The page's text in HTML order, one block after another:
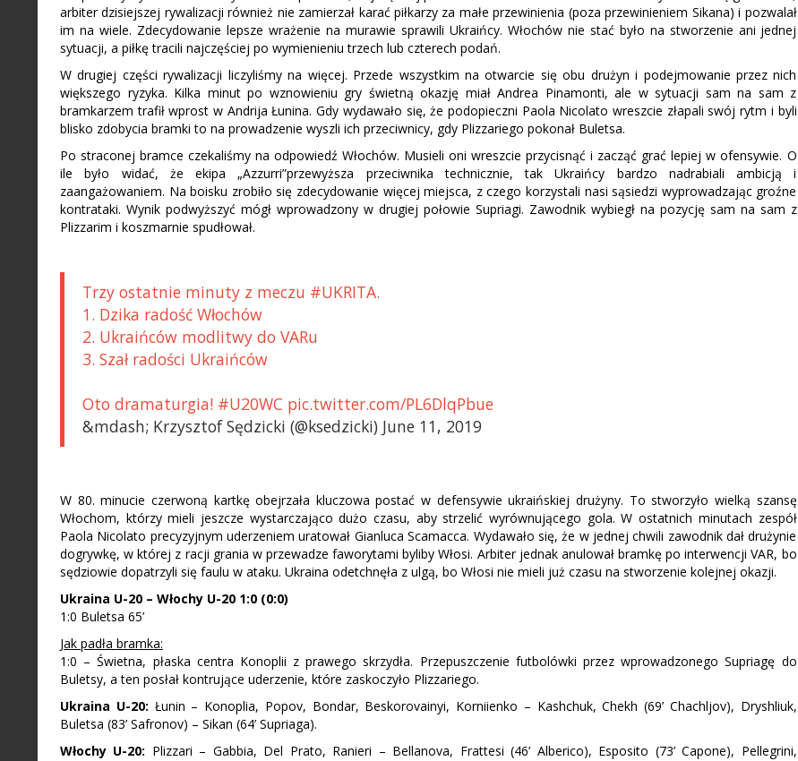
arbiter dzisiejszej rywalizacji również nie zamierzał karać piłkarzy za małe przewinienia (poza przewinieniem Sikana) i pozwalał
im na wiele. Zdecydowanie lepsze wrażenie na murawie sprawili Ukraińcy. Włochów nie stać było na stworzenie ani jednej
sytuacji, a piłkę tracili najczęściej po wymienieniu trzech lub czterech podań.
W drugiej części rywalizacji liczyliśmy na więcej. Przede wszystkim na otwarcie się obu drużyn i podejmowanie przez nich
większego ryzyka. Kilka minut po wznowieniu gry świetną okazję miał Andrea Pinamonti, ale w sytuacji sam na sam z
bramkarzem trafił wprost w Andrija Łunina. Gdy wydawało się, że podopieczni Paola Nicolato wreszcie złapali swój rytm i byli
blisko zdobycia bramki to na prowadzenie wyszli ich przeciwnicy, gdy Plizzariego pokonał Buletsa.
Po straconej bramce czekaliśmy na odpowiedź Włochów. Musieli oni wreszcie przycisnąć i zacząć grać lepiej w ofensywie. O
ile było widać, że ekipa „Azzurri”przewyższa przeciwnika technicznie, tak Ukraińcy bardzo nadrabiali ambicją i
zaangażowaniem. Na boisku zrobiło się zdecydowanie więcej miejsca, z czego korzystali nasi sąsiedzi wyprowadzając groźne
kontrataki. Wynik podwyższyć mógł wprowadzony w drugiej połowie Supriagi. Zawodnik wybiegł na pozycję sam na sam z
Plizzarim i koszmarnie spudłował.
Trzy ostatnie minuty z meczu #UKRITA.
1. Dzika radość Włochów
2. Ukraińców modlitwy do VARu
3. Szał radości Ukraińców
Oto dramaturgia! #U20WC pic.twitter.com/PL6DlqPbue
&mdash; Krzysztof Sędzicki (@ksedzicki) June 11, 2019
W 80. minucie czerwoną kartkę obejrzała kluczowa postać w defensywie ukraińskiej drużyny. To stworzyło wielką szansę
Włochom, którzy mieli jeszcze wystarczająco dużo czasu, aby strzelić wyrównującego gola. W ostatnich minutach zespół
Paola Nicolato precyzyjnym uderzeniem uratował Gianluca Scamacca. Wydawało się, że w jednej chwili zawodnik dał drużynie
dogrywkę, w której z racji grania w przewadze faworytami byliby Włosi. Arbiter jednak anulował bramkę po interwencji VAR, bo
sędziowie dopatrzyli się faulu w ataku. Ukraina odetchnęła z ulgą, bo Włosi nie mieli już czasu na stworzenie kolejnej okazji.
Ukraina U-20 – Włochy U-20 1:0 (0:0)
1:0 Buletsa 65’
Jak padła bramka:
1:0 – Świetna, płaska centra Konoplii z prawego skrzydła. Przepuszczenie futbolówki przez wprowadzonego Supriagę do
Buletsy, a ten posłał kontrujące uderzenie, które zaskoczyło Plizzariego.
Ukraina U-20: Łunin – Konoplia, Popov, Bondar, Beskorovainyi, Korniienko – Kashchuk, Chekh (69’ Chachljov), Dryshliuk,
Buletsa (83’ Safronov) – Sikan (64’ Supriaga).
Włochy U-20: Plizzari – Gabbia, Del Prato, Ranieri – Bellanova, Frattesi (46’ Alberico), Esposito (73’ Capone), Pellegrini,